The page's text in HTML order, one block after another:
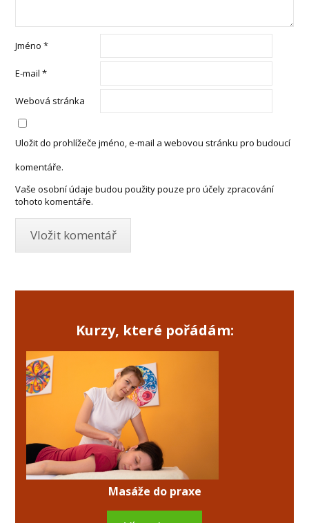
Jméno*
E-mail*
Webová stránka
Uložit do prohlížeče jméno, e-mail a webovou stránku pro budoucí
komentáře.
Vaše osobní údaje budou použity pouze pro účely zpracování
tohoto komentáře.
Kurzy, které pořádám:
Masáže do praxe